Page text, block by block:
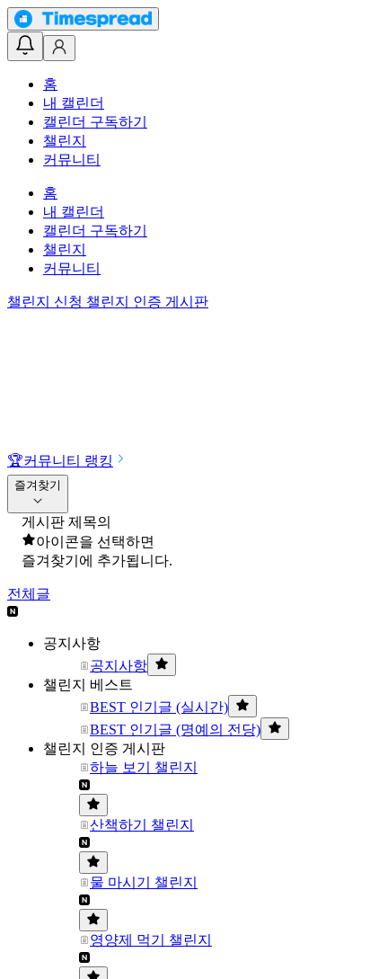
홈
내 캘린더
캘린더 구독하기
챌린지
커뮤니티
홈
내 캘린더
캘린더 구독하기
챌린지
커뮤니티
챌린지 신청 챌린지 인증 게시판
🏆커뮤니티 랭킹
즐겨찾기
게시판 제목의
아이콘을 선택하면
즐겨찾기에 추가됩니다.
전체글
공지사항
공지사항
챌린지 베스트
BEST 인기글 (실시간)
BEST 인기글 (명예의 전당)
챌린지 인증 게시판
하늘 보기 챌린지
산책하기 챌린지
물 마시기 챌린지
영양제 먹기 챌린지